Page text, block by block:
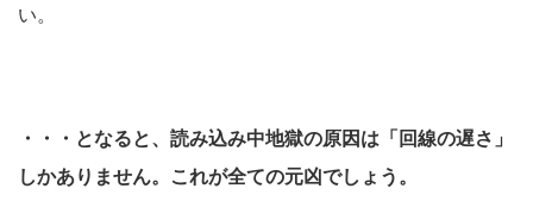
い。
・・・となると、読み込み中地獄の原因は「回線の遅さ」
しかありません。 これが全ての元凶でしょう。